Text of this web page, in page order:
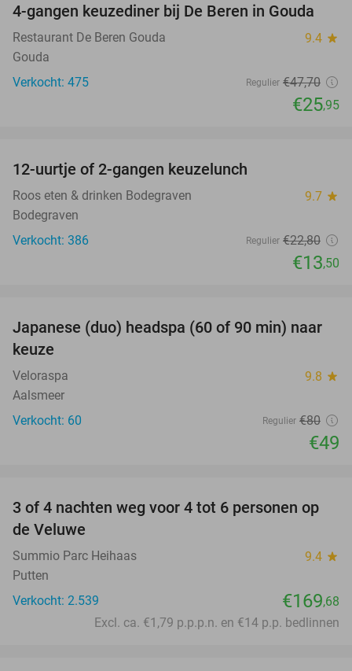
46%
4-gangen keuzediner bij De Beren in Gouda
Restaurant De Beren Gouda 9.4 star
Gouda
Verkocht: 475
Regulier €47,70
€25,95
12-uurtje of 2-gangen keuzelunch
Roos eten & drinken Bodegraven 9.7 star
Bodegraven
Verkocht: 386
Regulier €22,80
€13,50
39%
Japanese (duo) headspa (60 of 90 min) naar
keuze
Veloraspa 9.8 star
Aalsmeer
Verkocht: 60
Regulier €80
€49
3 of 4 nachten weg voor 4 tot 6 personen op
de Veluwe
Summio Parc Heihaas 9.4 star
Putten
Verkocht: 2.539
€169,68
Excl. ca. €1,79 p.p.p.n. en €14 p.p. bedlinnen